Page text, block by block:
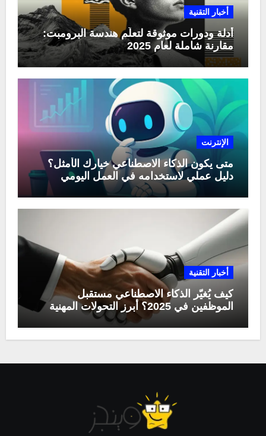
أخبار التقنية
أدلة ودورات موثوقة لتعلّم هندسة البرومبت:
مقارنة شاملة لعام 2025
الإنترنت
متى يكون الذكاء الاصطناعي خيارك الأمثل؟
دليل عملي لاستخدامه في العمل اليومي
أخبار التقنية
كيف يُغيّر الذكاء الاصطناعي مستقبل
الموظفين في 2025؟ أبرز التحولات المهنية